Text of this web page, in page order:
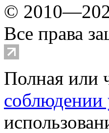
©
Все права
Полная или
соблюдении